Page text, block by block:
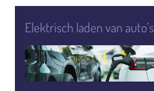
Elektrisch laden van auto’s